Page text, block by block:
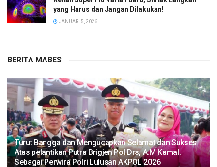
yang Harus dan Jangan Dilakukan!
JANUARI 5, 2026
BERITA MABES
Turut Bangga dan Mengucapkan Selamat dan Sukses
Atas pelantikan Putra Brigjen Pol Drs, A.M Kamal.
Sebagai Perwira Polri Lulusan AKPOL 2026